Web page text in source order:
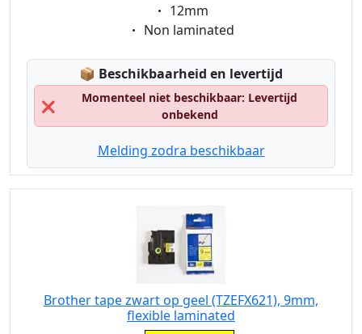
Eigenschaft:
12mm
Eigenschaft:
Non laminated
📦 Lagerstatus:
Beschikbaarheid en levertijd
❌
Momenteel niet beschikbaar: Levertijd
onbekend
Melding zodra beschikbaar
Brother tape zwart op geel (TZEFX621), 9mm,
flexible laminated